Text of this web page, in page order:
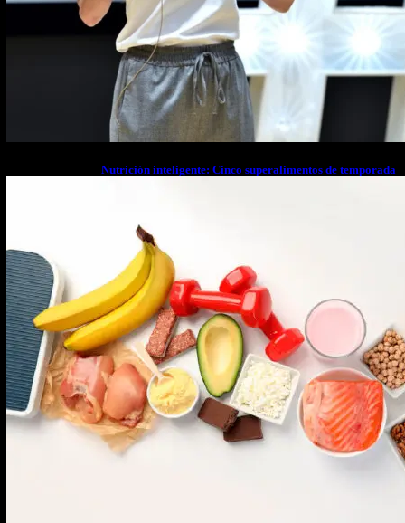
Nutrición inteligente: Cinco superalimentos de temporada